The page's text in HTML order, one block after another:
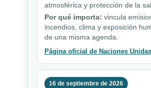
atmosférica y protección de la
Por qué importa: vincula
incendios, clima y exposición
de una misma agenda.
Página oficial de Naciones Unidas
16 de septiembre de 2026